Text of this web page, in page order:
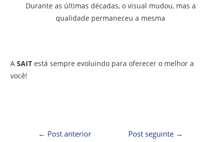
Durante as últimas décadas, o visual mudou, mas a
qualidade permaneceu a mesma
ASAIT está sempre evoluindo para oferecer o melhor a
você!
← Post anterior Post seguinte →